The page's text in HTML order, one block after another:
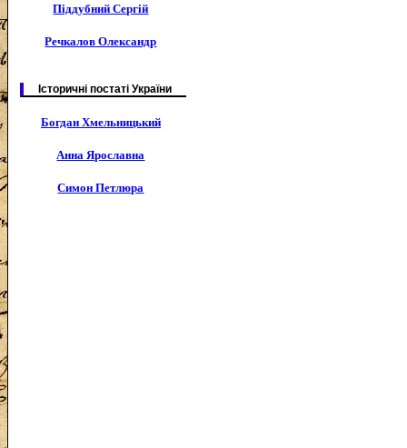
Піддубний Сергій
Речкалов Олександр
Історичні постаті України
Богдан Хмельницький
Анна Ярославна
Симон Петлюра